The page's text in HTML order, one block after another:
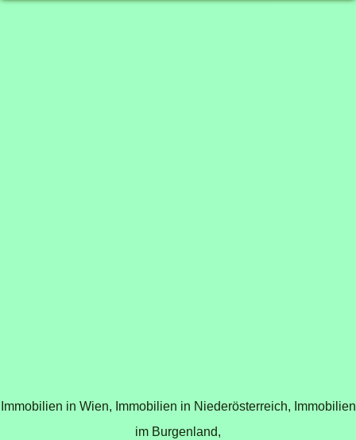
Immobilien in Wien, Immobilien in Niederösterreich, Immobilien
im Burgenland,